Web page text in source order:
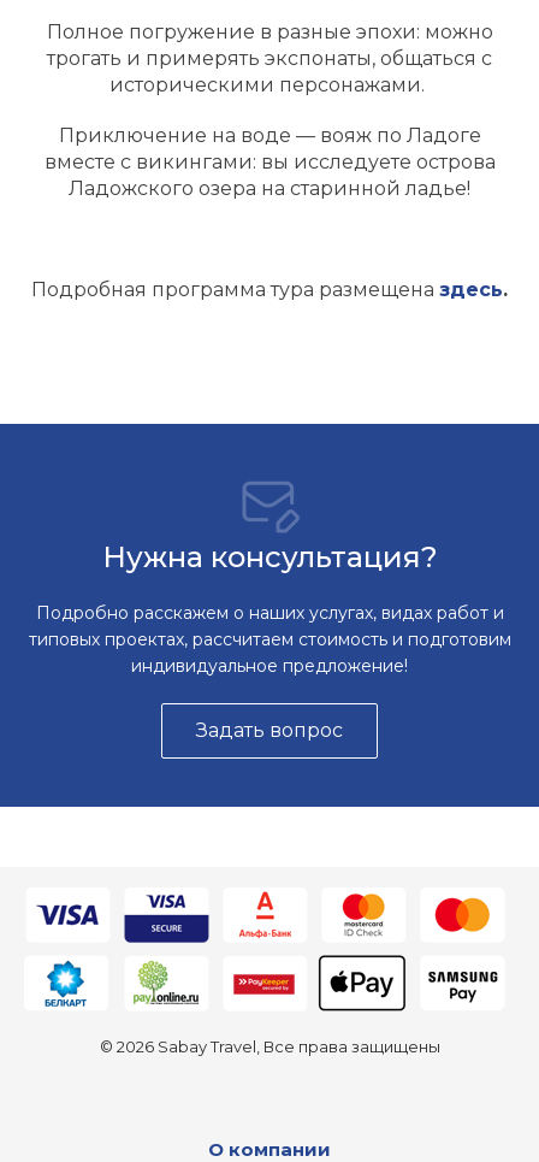
Полное погружение в разные эпохи: можно
трогать и примерять экспонаты, общаться с
историческими персонажами.
Приключение на воде — вояж по Ладоге
вместе с викингами: вы исследуете острова
Ладожского озера на старинной ладье!
Подробная программа тура размещена здесь.
Нужна консультация?
Подробно расскажем о наших услугах, видах работ и
типовых проектах, рассчитаем стоимость и подготовим
индивидуальное предложение!
Задать вопрос
© 2026 Sabay Travel, Все права защищены
О компании